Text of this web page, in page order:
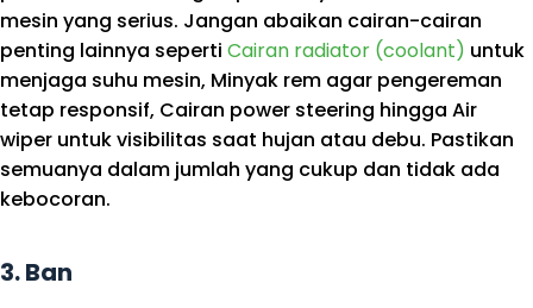
mesin yang serius. Jangan abaikan cairan-cairan
penting lainnya seperti Cairan radiator (coolant) untuk
menjaga suhu mesin, Minyak rem agar pengereman
tetap responsif, Cairan power steering hingga Air
wiper untuk visibilitas saat hujan atau debu. Pastikan
semuanya dalam jumlah yang cukup dan tidak ada
kebocoran.
3.Ban